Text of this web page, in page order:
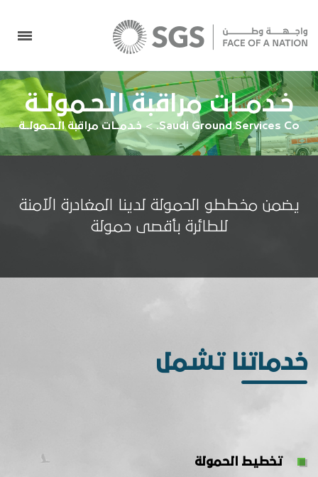
خـدمــات مراقبة الـحـمولــة
Saudi Ground Services Co.
> خـدمــات مراقبة الـحـمولــة
يضمن مخططو الحمولة لدينا المغادرة الآمنة
للطائرة بأقصى حمولة
خدماتنا تشمل
تخطيط الحمولة